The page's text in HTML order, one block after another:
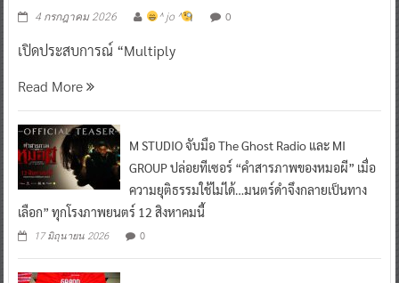
4 กรกฎาคม 2026 ^ jo ^ 0
เปิดประสบการณ์ “Multiply
Read More
M STUDIO จับมือ The Ghost Radio และ MI
GROUP ปล่อยทีเซอร์ “คำสารภาพของหมอผี” เมื่อ
ความยุติธรรมใช้ไม่ได้…มนตร์ดำจึงกลายเป็นทาง
เลือก” ทุกโรงภาพยนตร์ 12 สิงหาคมนี้
17 มิถุนายน 2026 0